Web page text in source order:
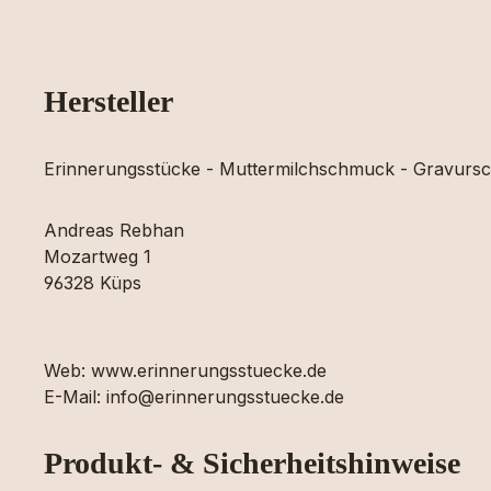
Hersteller
Erinnerungsstücke - Muttermilchschmuck -
Andreas Rebhan
Mozartweg 1
96328 Küps
Web: www.erinnerungsstuecke.de
E-Mail: info@erinnerungsstuecke.de
Produkt- & Sicherheitshinweise